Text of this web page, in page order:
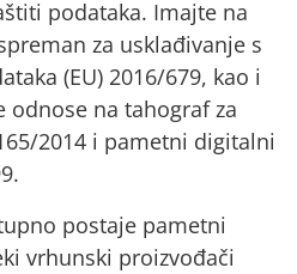
podataka. Imajte na
za usklađivanje s
(EU) 2016/679, kao i
odnose na tahografza
2014 i pametni digitalni
postaje pametni
vrhunski proizvođači